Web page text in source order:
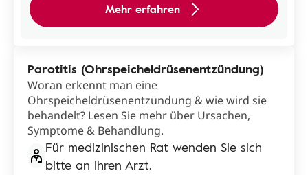
Mehr erfahren
Parotitis (Ohrspeicheldrüsenentzündung)
Woran erkennt man eine
Ohrspeicheldrüsenentzündung & wie wird sie
behandelt? Lesen Sie mehr über Ursachen,
Symptome & Behandlung.
Für medizinischen Rat wenden Sie sich
bitte an Ihren Arzt.